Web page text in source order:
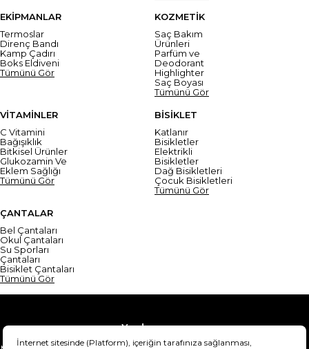
EKİPMANLAR
Termoslar
Direnç Bandı
Kamp Çadırı
Boks Eldiveni
Tümünü Gör
KOZMETİK
Saç Bakım
Ürünleri
Parfüm ve
Deodorant
Highlighter
Saç Boyası
Tümünü Gör
VİTAMİNLER
C Vitamini
Bağışıklık
Bitkisel Ürünler
Glukozamin Ve
Eklem Sağlığı
Tümünü Gör
BİSİKLET
Katlanır
Bisikletler
Elektrikli
Bisikletler
Dağ Bisikletleri
Çocuk Bisikletleri
Tümünü Gör
ÇANTALAR
Bel Çantaları
Okul Çantaları
Su Sporları
Çantaları
Bisiklet Çantaları
Tümünü Gör
Yardım